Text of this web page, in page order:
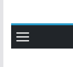
content